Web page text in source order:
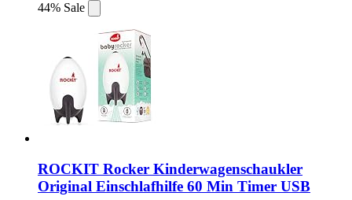
44% Sale
ROCKIT Rocker Kinderwagenschaukler
Original Einschlafhilfe 60 Min Timer USB